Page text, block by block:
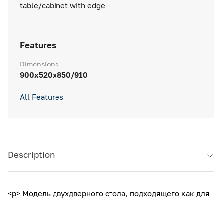
table/cabinet with edge
Features
Dimensions
900x520x850/910
All Features
Description
<p> Модель двухдверного стола, подходящего как для